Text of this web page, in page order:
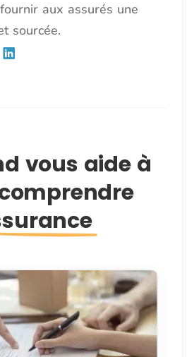
aux assurés une
sourcée.
vous aide à